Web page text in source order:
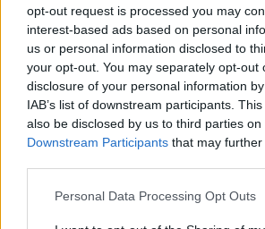
opt-out request is processed you may
interest-based ads based on personal
us or personal information disclosed to
your opt-out. You may separately opt-out
disclosure of your personal information
IAB’s list of downstream participants.
also be disclosed by us to third parties on
Downstream Participants that may
Personal Data Processing Opt Outs